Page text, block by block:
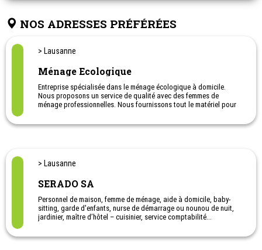
NOS ADRESSES PRÉFÉRÉES
> Lausanne
Ménage Ecologique
Entreprise spécialisée dans le ménage écologique à domicile.
Nous proposons un service de qualité avec des femmes de
ménage professionnelles. Nous fournissons tout le matériel pour
> Lausanne
SERADO SA
Personnel de maison, femme de ménage, aide à domicile, baby-
sitting, garde d'enfants, nurse de démarrage ou nounou de nuit,
jardinier, maître d’hôtel – cuisinier, service comptabilité...